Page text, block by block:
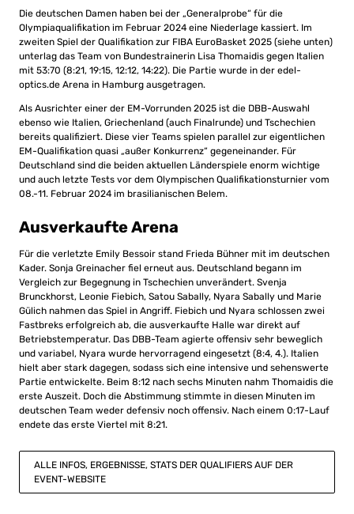
Die deutschen Damen haben bei der „Generalprobe“ für die
Olympiaqualifikation im Februar 2024 eine Niederlage kassiert. Im
zweiten Spiel der Qualifikation zur FIBA EuroBasket 2025 (siehe unten)
unterlag das Team von Bundestrainerin Lisa Thomaidis gegen Italien
mit 53:70 (8:21, 19:15, 12:12, 14:22). Die Partie wurde in der edel-
optics.de Arena in Hamburg ausgetragen.
Als Ausrichter einer der EM-Vorrunden 2025 ist die DBB-Auswahl
ebenso wie Italien, Griechenland (auch Finalrunde) und Tschechien
bereits qualifiziert. Diese vier Teams spielen parallel zur eigentlichen
EM-Qualifikation quasi „außer Konkurrenz“ gegeneinander. Für
Deutschland sind die beiden aktuellen Länderspiele enorm wichtige
und auch letzte Tests vor dem Olympischen Qualifikationsturnier vom
08.-11. Februar 2024 im brasilianischen Belem.
Ausverkaufte Arena
Für die verletzte Emily Bessoir stand Frieda Bühner mit im deutschen
Kader. Sonja Greinacher fiel erneut aus. Deutschland begann im
Vergleich zur Begegnung in Tschechien unverändert. Svenja
Brunckhorst, Leonie Fiebich, Satou Sabally, Nyara Sabally und Marie
Gülich nahmen das Spiel in Angriff. Fiebich und Nyara schlossen zwei
Fastbreks erfolgreich ab, die ausverkaufte Halle war direkt auf
Betriebstemperatur. Das DBB-Team agierte offensiv sehr beweglich
und variabel, Nyara wurde hervorragend eingesetzt (8:4, 4.). Italien
hielt aber stark dagegen, sodass sich eine intensive und sehenswerte
Partie entwickelte. Beim 8:12 nach sechs Minuten nahm Thomaidis die
erste Auszeit. Doch die Abstimmung stimmte in diesen Minuten im
deutschen Team weder defensiv noch offensiv. Nach einem 0:17-Lauf
endete das erste Viertel mit 8:21.
ALLE INFOS, ERGEBNISSE, STATS DER QUALIFIERS AUF DER
EVENT-WEBSITE